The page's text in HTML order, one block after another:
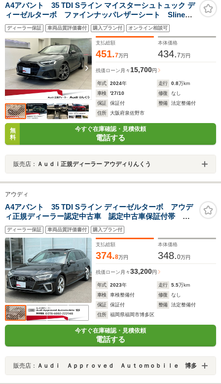
A4アバント 35 TDI Sライン マイスターシュトュック デ
ィーゼルターボ ファインナッパレザーシート Sline
Maisterst コンフォートPKG OP19AW シートヒータ
ー スマートフォンインターフェース マトリクスLED
ヘッドライト サラウンドビューカメラ ACC パワー
シート 認定中古車
ディーラー保証 車両品質評価書付 購入プラン付 オンライン相談可
支払総額
451.7万円
本体価格
434.7万円
残価ローン 月々 15,700円
年式 2024年 走行 0.8万km
車検
'27/10 修復
なし
保証
保証付 整備
法定整備付
住所
大阪府泉佐野市
無
料
今すぐ在庫確認・見積依頼
電話する
販売店： Ａｕｄｉ正規ディーラー アウディりんくう
アウディ
A4アバント 35 TDI Sライン ディーゼルターボ アウデ
ィ正規ディーラー認定中古車 認定中古車保証付帯 パ
ノラマサンルーフ アルカンターラハーフレザーシー
ト シートメモリー付き電動シート マルチカラーアン
ビエントライト マトリクスLEDヘッドライト
ディーラー保証 車両品質評価書付 購入プラン付
支払総額
374.8万円
本体価格
348.0万円
残価ローン 月々33,200円
年式 2023年 走行 5.5万km
車検
車検整備付 修復
なし
保証
保証付 整備
法定整備付
住所
福岡県福岡市博多区
今すぐ在庫確認・見積依頼
電話する
販売店： Ａｕｄｉ Ａｐｐｒｏｖｅｄ Ａｕｔｏｍｏｂｉｌｅ 博多